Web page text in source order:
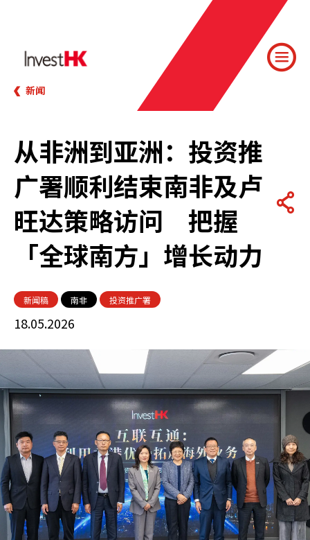
新闻
从非洲到亚洲：投资推
广署顺利结束南非及卢
旺达策略访问 把握
「全球南方」增长动力
新闻稿 南非 投资推广署
18.05.2026